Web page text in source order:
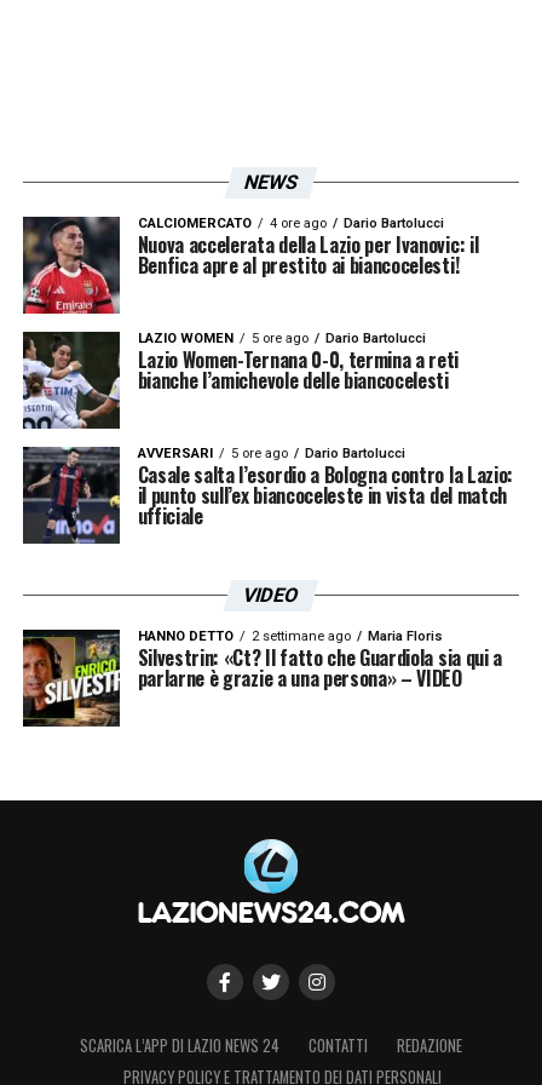
NEWS
CALCIOMERCATO 4 ore ago Dario Bartolucci
Nuova accelerata della Lazio per Ivanovic: il
Benfica apre al prestito ai biancocelesti!
LAZIO WOMEN 5 ore ago Dario Bartolucci
Lazio Women-Ternana 0-0, termina a reti
bianche l’amichevole delle biancocelesti
AVVERSARI 5 ore ago Dario Bartolucci
Casale salta l’esordio a Bologna contro la Lazio:
il punto sull’ex biancoceleste in vista del match
ufficiale
VIDEO
HANNO DETTO 2 settimane ago Maria Floris
Silvestrin: «Ct? Il fatto che Guardiola sia qui a
parlarne è grazie a una persona» – VIDEO
SCARICA L’APP DI LAZIO NEWS 24 CONTATTI
REDAZIONE
PRIVACY POLICY E TRATTAMENTO DEI DATI PERSONALI